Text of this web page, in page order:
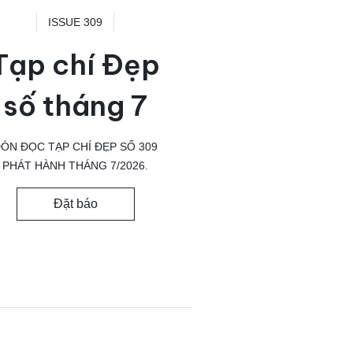
ISSUE 309
chí Đẹp
số tháng 7
ĐỌC TẠP CHÍ ĐẸP SỐ 309
PHÁT HÀNH THÁNG 7/2026.
Đặt báo